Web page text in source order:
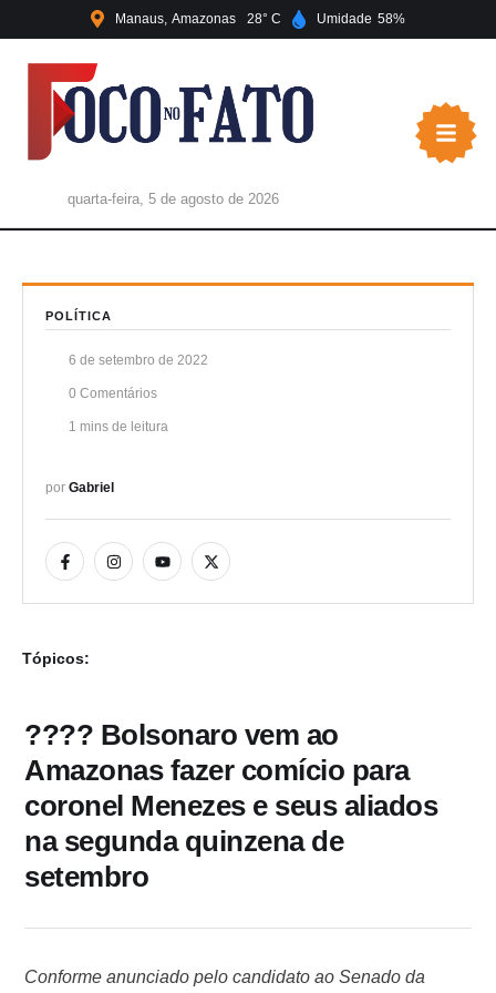
Manaus Amazonas 28 Umidade 58
quarta-feira, 5 de agosto de 2026
POLÍTICA
6 de setembro de 2022
0 Comentários
1 mins de leitura
por Gabriel
Tópicos:
???? Bolsonaro vem ao
Amazonas fazer comício para
coronel Menezes e seus aliados
na segunda quinzena de
setembro
Conforme anunciado pelo candidato ao Senado da